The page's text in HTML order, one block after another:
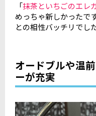
「抹茶といちごのエレ
めっちゃ新しかったで
との相性バッチリでし
オードブルや温
ーが充実